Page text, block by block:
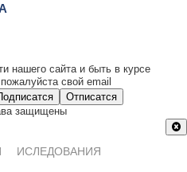
нашего сайта и быть в курсе
свой email
Отписатся
защищены
ИСЛЕДОВАНИЯ